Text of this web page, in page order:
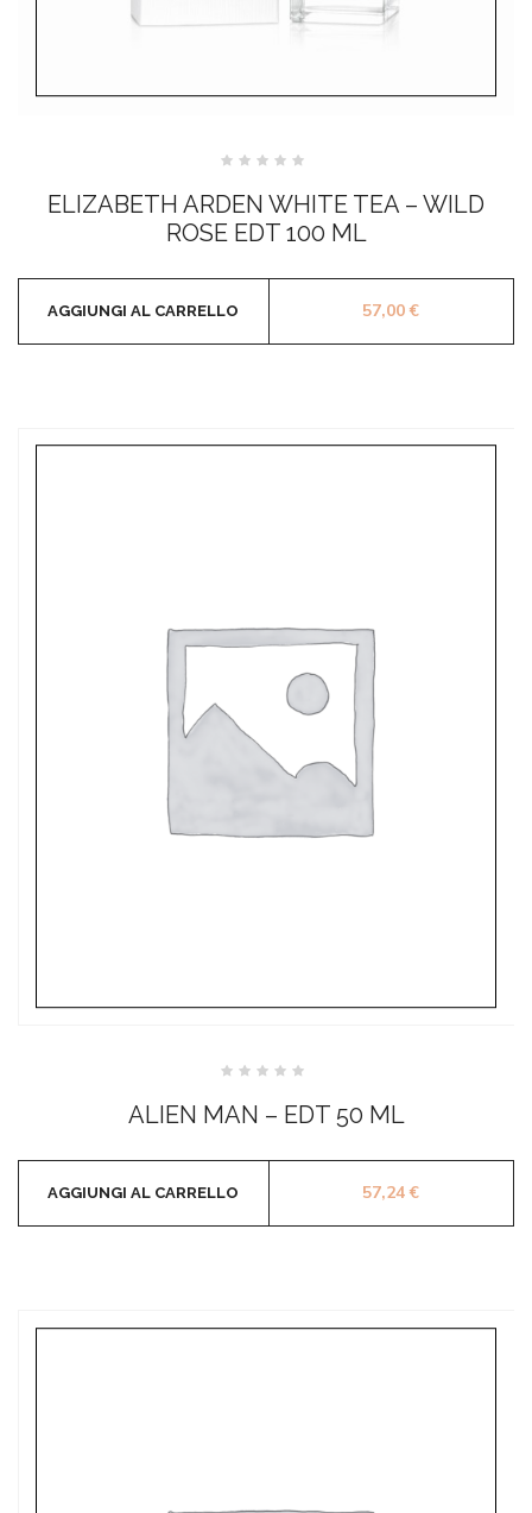
su
5
ELIZABETH ARDEN WHITE TEA – WILD
ROSE EDT 100 ML
57,00€
AGGIUNGI AL CARRELLO
su
5
ALIEN MAN – EDT 50 ML
57,24€
AGGIUNGI AL CARRELLO